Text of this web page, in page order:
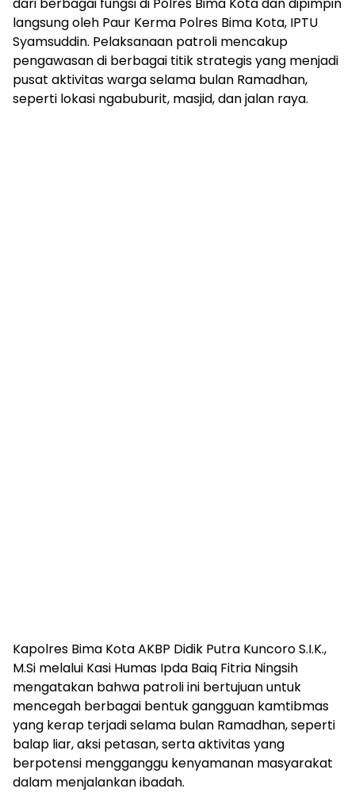
langsung oleh Paur Kerma Polres Bima Kota, IPTU
Syamsuddin. Pelaksanaan patroli mencakup
pengawasan di berbagai titik strategis yang menjadi
pusat aktivitas warga selama bulan Ramadhan,
seperti lokasi ngabuburit, masjid, dan jalan raya.
Kapolres Bima Kota AKBP Didik Putra Kuncoro S.I.K.,
M.Si melalui Kasi Humas Ipda Baiq Fitria Ningsih
mengatakan bahwa patroli ini bertujuan untuk
mencegah berbagai bentuk gangguan kamtibmas
yang kerap terjadi selama bulan Ramadhan, seperti
balap liar, aksi petasan, serta aktivitas yang
berpotensi mengganggu kenyamanan masyarakat
dalam menjalankan ibadah.